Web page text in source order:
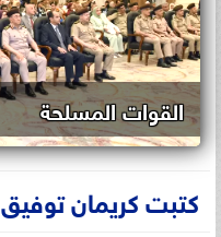
القوات المسلحة
كتبت كريمان توفيق